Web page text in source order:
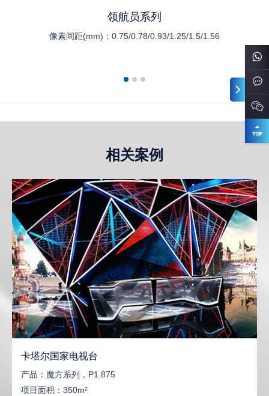
领航员系列
像素间距(mm)： 0.75/0.78/0.93/1.25/1.5/1.56
相关案例
卡塔尔国家电视台
产品： 魔方系列，P1.875
项目面积： 350m²